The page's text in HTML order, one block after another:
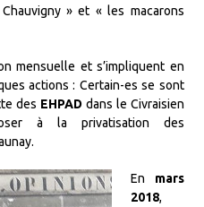
» et « les macarons
mensuelle et s’impliquent en
actions : Certain-es se sont
des EHPAD dans le Civraisien
à la privatisation des
En mars
2018,